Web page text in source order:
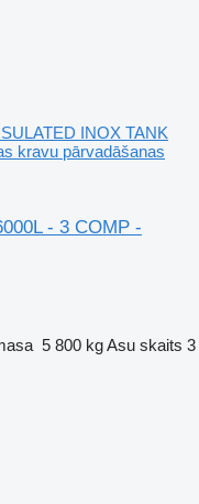
INOX TANK
kravu pārvadāšanas
- 3 COMP -
5 800 kgAsu skaits 3